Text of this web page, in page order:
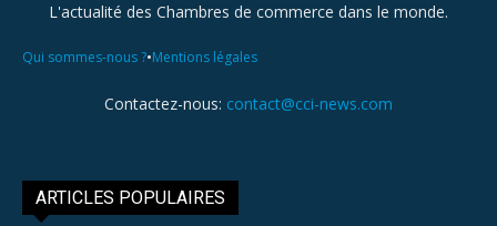
L'actualité des Chambres de commerce dans le monde.
Qui sommes-nous ?•Mentions légales
Contactez-nous: contact@cci-news.com
ARTICLES POPULAIRES